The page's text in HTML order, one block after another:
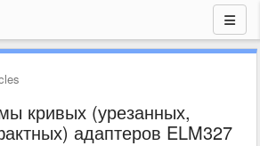
кривых (урезанных,
адаптеров ELM327